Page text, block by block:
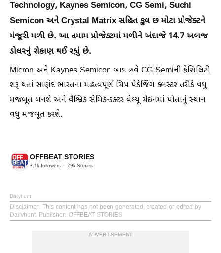
Technology, Kaynes Semicon, CG Semi, Suchi
Semicon અને Crystal Matrix સહિત કુલ છ મોટા પ્રોજેક્ટને
મંજૂરી મળી છે. આ તમામ પ્રોજેક્ટમાં મળીને અંદાજે 14.7 અબજ
ડોલરનું રોકાણ થઈ રહ્યું છે.
Micron અને Kaynes Semicon બાદ હવે CG Semiની ફેસિલિટી
શરૂ થતાં સાણંદ ભારતના મહત્વપૂર્ણ ચિપ પેકેજિંગ ક્લસ્ટર તરીકે વધુ
મજબૂત બનશે અને વૈશ્વિક સેમિકન્ડક્ટર વેલ્યૂ ચેઇનમાં પોતાનું સ્થાન
વધુ મજબૂત કરશે.
OFFBEAT STORIES
3.1k followers 29k Stories
Dailyhunt
Disclaimer: This content has not been generated, created or edited by
Dailyhunt. Publisher: OFFBEAT STORIES
ADVERTISEMENT